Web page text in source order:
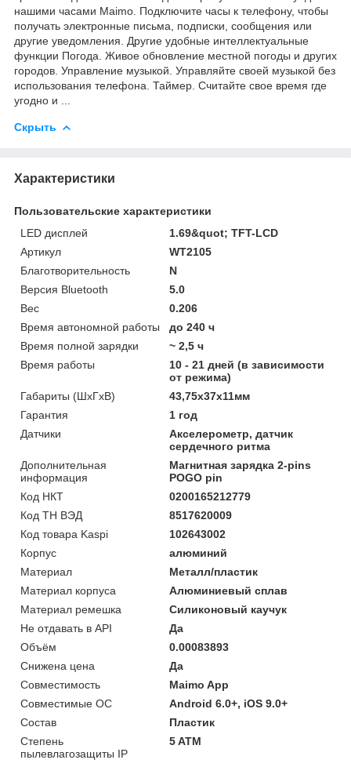
нашими часами Maimo. Подключите часы к телефону, чтобы
получать электронные письма, подписки, сообщения или
другие уведомления. Другие удобные интеллектуальные
функции Погода. Живое обновление местной погоды и других
городов. Управление музыкой. Управляйте своей музыкой без
использования телефона. Таймер. Считайте свое время где
угодно и ...
Скрыть
Характеристики
Пользовательские характеристики
LED дисплей
1.69&quot; TFT-LCD
Артикул
WT2105
Благотворительность
N
Версия Bluetooth
5.0
Вес
0.206
Время автономной работы
до 240 ч
Время полной зарядки
~ 2,5 ч
Время работы
10 - 21 дней (в зависимости
от режима)
Габариты (ШхГхВ)
43,75х37х11мм
Гарантия
1 год
Датчики
Акселерометр, датчик
сердечного ритма
Дополнительная
информация
Магнитная зарядка 2-pins
POGO pin
Код НКТ
0200165212779
Код ТН ВЭД
8517620009
Код товара Kaspi
102643002
Корпус
алюминий
Материал
Металл/пластик
Материал корпуса
Алюминиевый сплав
Материал ремешка
Силиконовый каучук
Не отдавать в API
Да
Объём
0.00083893
Снижена цена
Да
Совместимость
Maimo App
Совместимые ОС
Android 6.0+, iOS 9.0+
Состав
Пластик
Степень
пылевлагозащиты IP
5 ATM